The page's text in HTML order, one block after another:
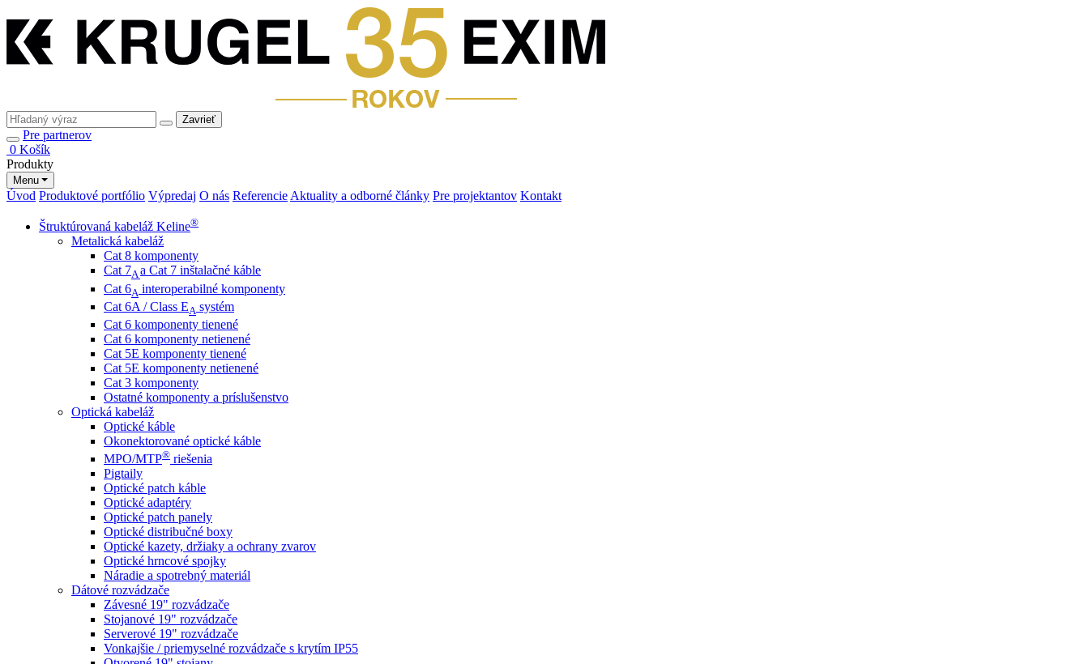
Zavrieť
Pre partnerov
0 Košík
Produkty
Menu
Úvod Produktové portfólio Výpredaj O nás Referencie Aktuality a odborné články Pre projektantov Kontakt
Štruktúrovaná kabeláž Keline®
Metalická kabeláž
Cat 8 komponenty
Cat 7Aa Cat 7 inštalačné káble
Cat 6A interoperabilné komponenty
Cat 6A / Class EA systém
Cat 6 komponenty tienené
Cat 6 komponenty netienené
Cat 5E komponenty tienené
Cat 5E komponenty netienené
Cat 3 komponenty
Ostatné komponenty a príslušenstvo
Optická kabeláž
Optické káble
Okonektorované optické káble
MPO/MTP® ​ riešenia
Pigtaily
Optické patch káble
Optické adaptéry
Optické patch panely
Optické distribučné boxy
Optické kazety, držiaky a ochrany zvarov
Optické hrncové spojky
Náradie a spotrebný materiál
Dátové rozvádzače
Závesné 19" rozvádzače
Stojanové 19" rozvádzače
Serverové 19" rozvádzače
Vonkajšie / priemyselné rozvádzače s krytím IP55